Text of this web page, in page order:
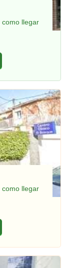
como llegar
como llegar